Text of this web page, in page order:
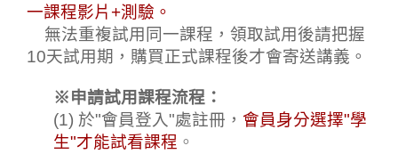
一課程影片+測驗。
無法重複試用同一課程，領取試用後請把握
10天試用期， 購買正式課程後才會寄送講義 。
※申請試用課程流程：
(1) 於"會員登入"處註冊， 會員身分選擇"學
生"才能試看課程 。